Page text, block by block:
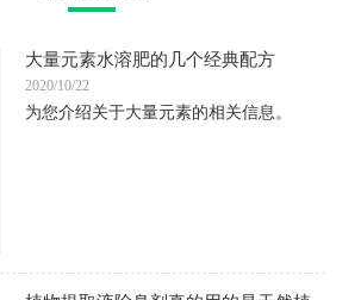
大量元素水溶肥的几个经典配方
2020/10/22
为您介绍关于大量元素的相关信息。